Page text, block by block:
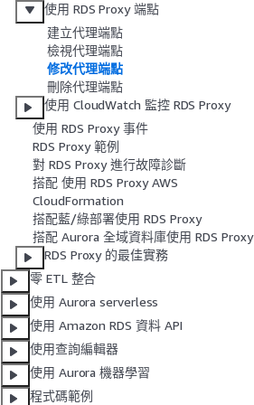
使用 RDS Proxy 端點
建立代理端點
檢視代理端點
修改代理端點
刪除代理端點
使用 CloudWatch 監控 RDS Proxy
使用 RDS Proxy 事件
RDS Proxy 範例
對 RDS Proxy 進行故障診斷
搭配 使用 RDS Proxy AWS
CloudFormation
搭配藍/綠部署使用 RDS Proxy
搭配 Aurora 全域資料庫使用 RDS Proxy
RDS Proxy 的最佳實務
零 ETL 整合
使用 Aurora serverless
使用 Amazon RDS 資料 API
使用查詢編輯器
使用 Aurora 機器學習
程式碼範例